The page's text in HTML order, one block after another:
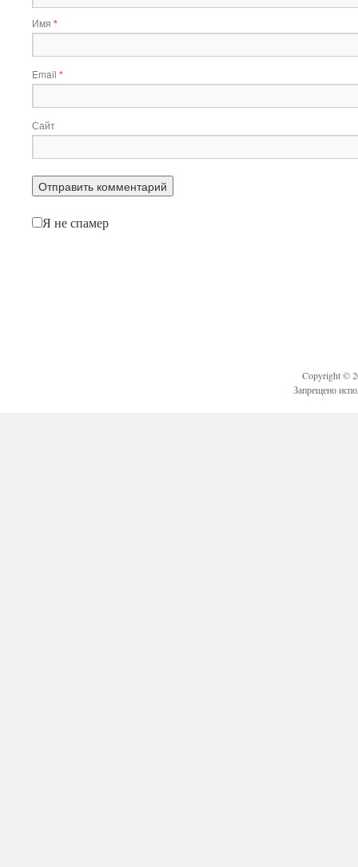
Имя *
Email *
Сайт
Я не спамер
Copyright ©
Запрещено